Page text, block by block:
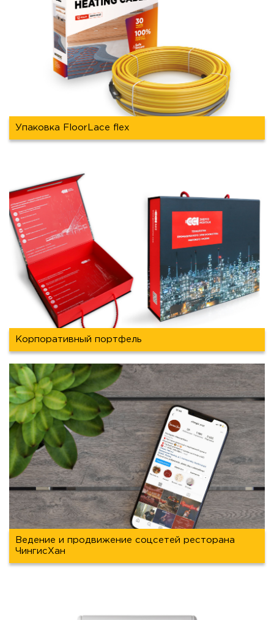
Упаковка FloorLace flex
Корпоративный портфель
Ведение и продвижение соцсетей ресторана
ЧингисХан